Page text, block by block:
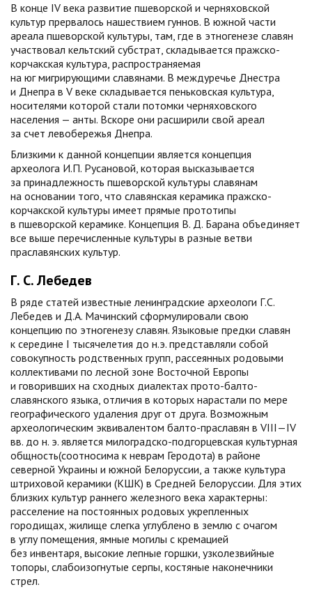
В конце IV века развитие пшеворской и черняховской
культур прервалось нашествием гуннов. В южной части
ареала пшеворской культуры, там, где в этногенезе славян
участвовал кельтский субстрат, складывается пражско-
корчакская культура, распространяемая
на юг мигрирующими славянами. В междуречье Днестра
и Днепра в V веке складывается пеньковская культура,
носителями которой стали потомки черняховского
населения — анты. Вскоре они расширили свой ареал
за счет левобережья Днепра.
Близкими к данной концепции является концепция
археолога И.П. Русановой, которая высказывается
за принадлежность пшеворской культуры славянам
на основании того, что славянская керамика пражско-
корчакской культуры имеет прямые прототипы
в пшеворской керамике. Концепция В. Д. Барана объединяет
все выше перечисленные культуры в разные ветви
праславянских культур.
Г. С. Лебедев
В ряде статей известные ленинградские археологи Г.С.
Лебедев и Д.А. Мачинский сформулировали свою
концепцию по этногенезу славян. Языковые предки славян
к середине I тысячелетия до н.э. представляли собой
совокупность родственных групп, рассеянных родовыми
коллективами по лесной зоне Восточной Европы
и говоривших на сходных диалектах прото-балто-
славянского языка, отличия в которых нарастали по мере
географического удаления друг от друга. Возможным
археологическим эквивалентом балто-праславян в VIII—IV
вв. до н. э. является милоградско-подгорцевская культурная
общность(соотносима к неврам Геродота) в районе
северной Украины и южной Белоруссии, а также культура
штриховой керамики (КШК) в Средней Белоруссии. Для этих
близких культур раннего железного века характерны:
расселение на постоянных родовых укрепленных
городищах, жилище слегка углублено в землю с очагом
в углу помещения, ямные могилы с кремацией
без инвентаря, высокие лепные горшки, узколезвийные
топоры, слабоизогнутые серпы, костяные наконечники
стрел.